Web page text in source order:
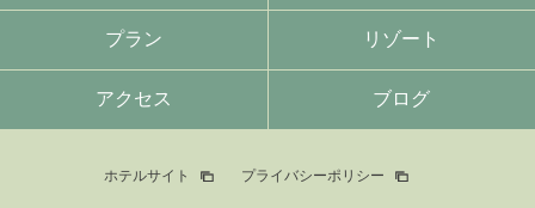
プラン リゾート
アクセス ブログ
ホテルサイト プライバシーポリシー